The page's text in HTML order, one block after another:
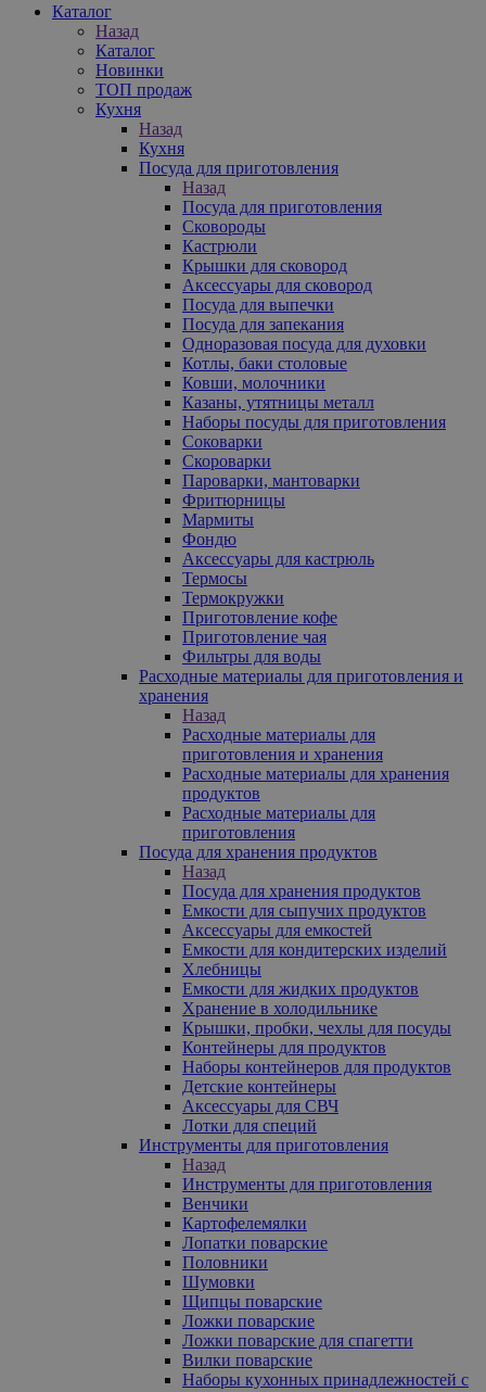
Каталог
Назад
Каталог
Новинки
ТОП продаж
Кухня
Назад
Кухня
Посуда для приготовления
Назад
Посуда для приготовления
Сковороды
Кастрюли
Крышки для сковород
Аксессуары для сковород
Посуда для выпечки
Посуда для запекания
Одноразовая посуда для духовки
Котлы, баки столовые
Ковши, молочники
Казаны, утятницы металл
Наборы посуды для приготовления
Соковарки
Скороварки
Пароварки, мантоварки
Фритюрницы
Мармиты
Фондю
Аксессуары для кастрюль
Термосы
Термокружки
Приготовление кофе
Приготовление чая
Фильтры для воды
Расходные материалы для приготовления и
хранения
Назад
Расходные материалы для
приготовления и хранения
Расходные материалы для хранения
продуктов
Расходные материалы для
приготовления
Посуда для хранения продуктов
Назад
Посуда для хранения продуктов
Емкости для сыпучих продуктов
Аксессуары для емкостей
Емкости для кондитерских изделий
Хлебницы
Емкости для жидких продуктов
Хранение в холодильнике
Крышки, пробки, чехлы для посуды
Контейнеры для продуктов
Наборы контейнеров для продуктов
Детские контейнеры
Аксессуары для СВЧ
Лотки для специй
Инструменты для приготовления
Назад
Инструменты для приготовления
Венчики
Картофелемялки
Лопатки поварские
Половники
Шумовки
Щипцы поварские
Ложки поварские
Ложки поварские для спагетти
Вилки поварские
Наборы кухонных принадлежностей с